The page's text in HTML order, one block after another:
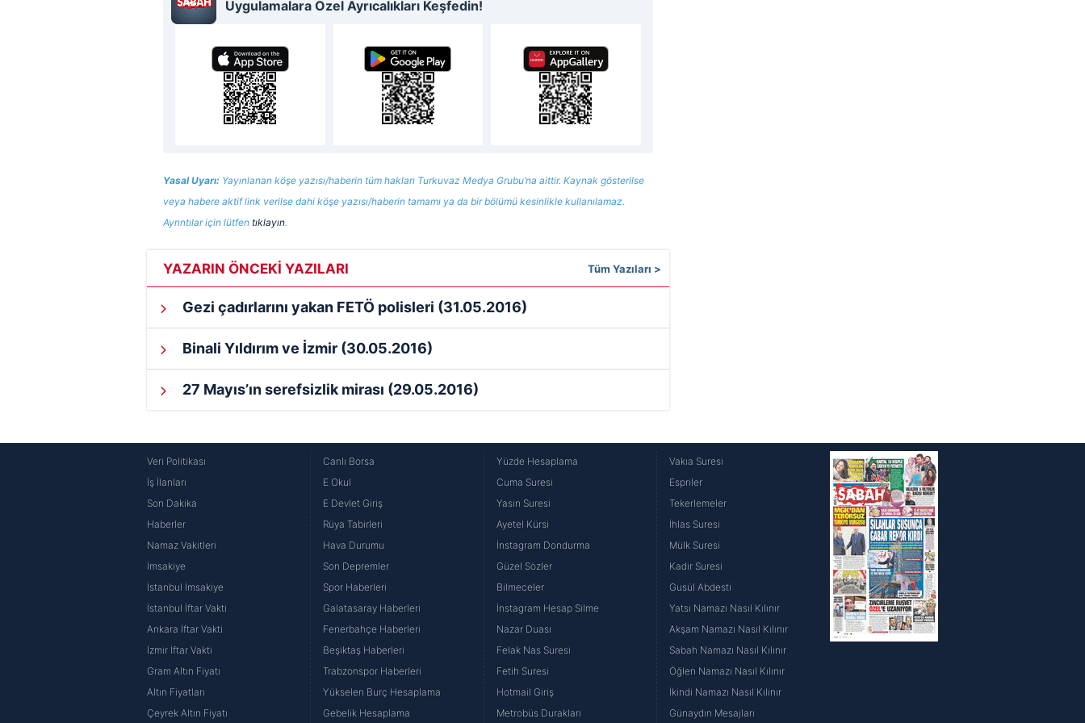
Uygulamalara Özel Ayrıcalıkları Keşfedin!
Yasal Uyarı: Yayınlanan köşe yazısı/haberin tüm hakları Turkuvaz Medya Grubu’na aittir. Kaynak gösterilse
veya habere aktif link verilse dahi köşe yazısı/haberin tamamı ya da bir bölümü kesinlikle kullanılamaz.
Ayrıntılar için lütfen tıklayın.
YAZARIN ÖNCEKİ YAZILARI Tüm Yazıları >
Gezi çadırlarını yakan FETÖ polisleri (31.05.2016)
Binali Yıldırım ve İzmir (30.05.2016)
27 Mayıs’ın serefsizlik mirası (29.05.2016)
Veri Politikası
İş İlanları
Son Dakika
Haberler
Namaz Vakitleri
İmsakiye
İstanbul İmsakiye
İstanbul İftar Vakti
Ankara İftar Vakti
İzmir İftar Vakti
Gram Altın Fiyatı
Altın Fiyatları
Çeyrek Altın Fiyatı
Canlı Borsa
E Okul
E Devlet Giriş
Rüya Tabirleri
Hava Durumu
Son Depremler
Spor Haberleri
Galatasaray Haberleri
Fenerbahçe Haberleri
Beşiktaş Haberleri
Trabzonspor Haberleri
Yükselen Burç Hesaplama
Gebelik Hesaplama
Yüzde Hesaplama
Cuma Suresi
Yasin Suresi
Ayetel Kürsi
İnstagram Dondurma
Güzel Sözler
Bilmeceler
İnstagram Hesap Silme
Nazar Duası
Felak Nas Suresi
Fetih Suresi
Hotmail Giriş
Metrobüs Durakları
Vakıa Suresi
Espriler
Tekerlemeler
İhlas Suresi
Mülk Suresi
Kadir Suresi
Gusül Abdesti
Yatsı Namazı Nasıl Kılınır
Akşam Namazı Nasıl Kılınır
Sabah Namazı Nasıl Kılınır
Öğlen Namazı Nasıl Kılınır
İkindi Namazı Nasıl Kılınır
Günaydın Mesajları